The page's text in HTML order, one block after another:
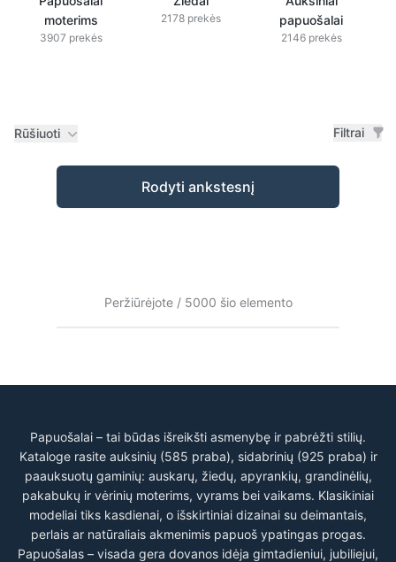
moterims
3907 prekės
2178 prekės
papuošalai
2146 prekės
Papuošalai – tai būdas išreikšti asmenybę ir pabrėžti stilių.
Kataloge rasite auksinių (585 praba), sidabrinių (925 praba) ir
paauksuotų gaminių: auskarų, žiedų, apyrankių, grandinėlių,
pakabukų ir vėrinių moterims, vyrams bei vaikams. Klasikiniai
modeliai tiks kasdienai, o išskirtiniai dizainai su deimantais,
perlais ar natūraliais akmenimis papuoš ypatingas progas.
Papuošalas – visada gera dovanos idėja gimtadieniui, jubiliejui,
Rūšiuoti Filtrai
Prekės
Rodyti ankstesnį
Peržiūrėjote / 5000 šio elemento